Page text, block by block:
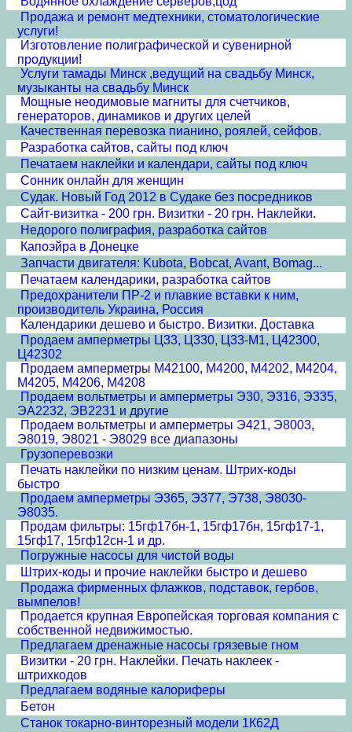
Продажа и ремонт медтехники, стоматологические
услуги!
Изготовление полиграфической и сувенирной
продукции!
Услуги тамады Минск ,ведущий на свадьбу Минск,
музыканты на свадьбу Минск
Мощные неодимовые магниты для счетчиков,
генераторов, динамиков и других целей
Качественная перевозка пианино, роялей, сейфов.
Разработка сайтов, сайты под ключ
Печатаем наклейки и календари, сайты под ключ
Сонник онлайн для женщин
Судак. Новый Год 2012 в Судаке без посредников
Сайт-визитка - 200 грн. Визитки - 20 грн. Наклейки.
Недорого полиграфия, разработка сайтов
Капоэйра в Донецке
Запчасти двигателя: Kubota, Bobcat, Avant, Bomag...
Печатаем календарики, разработка сайтов
Предохранители ПР-2 и плавкие вставки к ним,
производитель Украина, Россия
Календарики дешево и быстро. Визитки. Доставка
Продаем амперметры Ц33, Ц330, Ц33-М1, Ц42300,
Ц42302
Продаем амперметры М42100, М4200, М4202, М4204,
М4205, М4206, М4208
Продаем вольтметры и амперметры Э30, Э316, Э335,
ЭА2232, ЭВ2231 и другие
Продаем вольтметры и амперметры Э421, Э8003,
Э8019, Э8021 - Э8029 все диапазоны
Грузоперевозки
Печать наклейки по низким ценам. Штрих-коды
быстро
Продаем амперметры Э365, Э377, Э738, Э8030-
Э8035.
Продам фильтры: 15гф17бн-1, 15гф17бн, 15гф17-1,
15гф17, 15гф12сн-1 и др.
Погружные насосы для чистой воды
Штрих-коды и прочие наклейки быстро и дешево
Продажа фирменных флажков, подставок, гербов,
вымпелов!
Продается крупная Европейская торговая компания с
собственной недвижимостью.
Предлагаем дренажные насосы грязевые гном
Визитки - 20 грн. Наклейки. Печать наклеек -
штрихкодов
Предлагаем водяные калориферы
Бетон
Станок токарно-винторезный модели 1К62Д